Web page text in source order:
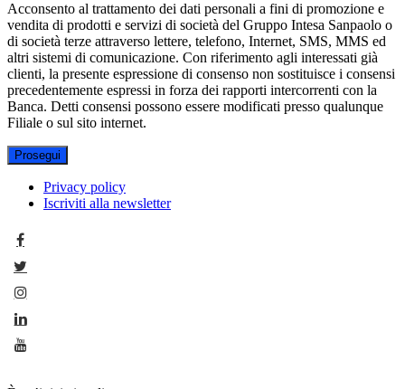
Acconsento al trattamento dei dati personali a fini di promozione e
vendita di prodotti e servizi di società del Gruppo Intesa Sanpaolo o
di società terze attraverso lettere, telefono, Internet, SMS, MMS ed
altri sistemi di comunicazione. Con riferimento agli interessati già
clienti, la presente espressione di consenso non sostituisce i consensi
precedentemente espressi in forza dei rapporti intercorrenti con la
Banca. Detti consensi possono essere modificati presso qualunque
Filiale o sul sito internet.
Prosegui
Privacy policy
Iscriviti alla newsletter